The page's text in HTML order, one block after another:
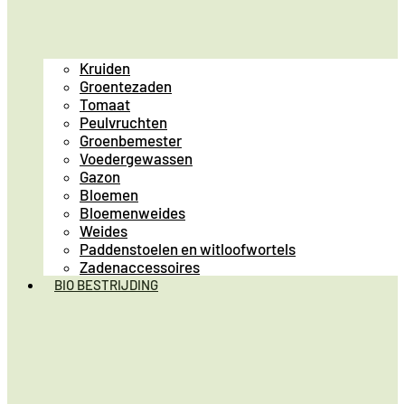
Kruiden
Groentezaden
Tomaat
Peulvruchten
Groenbemester
Voedergewassen
Gazon
Bloemen
Bloemenweides
Weides
Paddenstoelen en witloofwortels
Zadenaccessoires
BIO BESTRIJDING